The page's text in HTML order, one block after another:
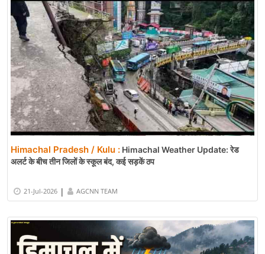
Himachal Pradesh / Kulu : Himachal Weather Update: रेड
अलर्ट के बीच तीन जिलों के स्कूल बंद, कई सड़कें ठप
21-Jul-2026 | AGCNN TEAM